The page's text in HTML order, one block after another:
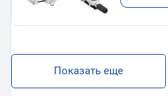
Показать еще